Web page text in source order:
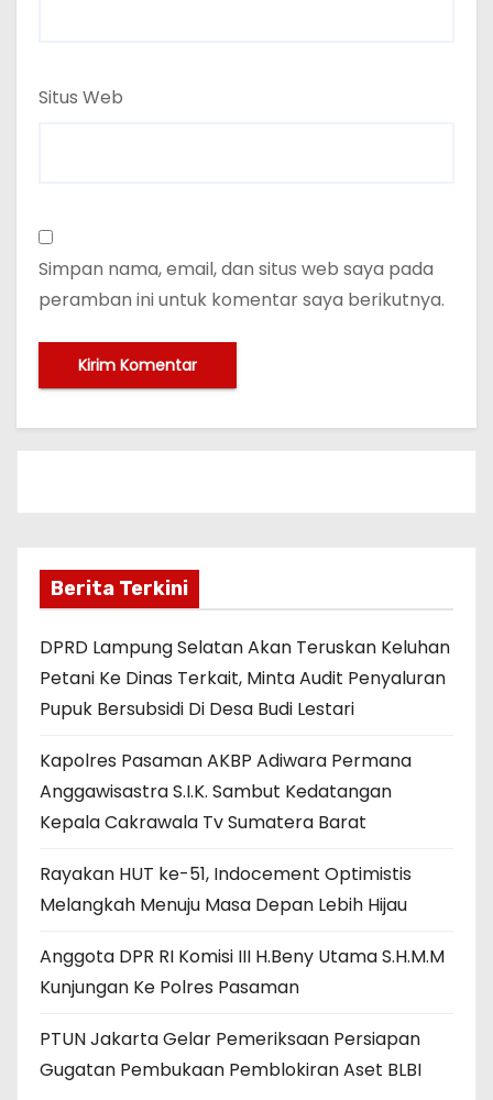
Situs Web
Simpan nama, email, dan situs web saya pada
peramban ini untuk komentar saya berikutnya.
Berita Terkini
DPRD Lampung Selatan Akan Teruskan Keluhan
Petani Ke Dinas Terkait, Minta Audit Penyaluran
Pupuk Bersubsidi Di Desa Budi Lestari
Kapolres Pasaman AKBP Adiwara Permana
Anggawisastra S.I.K. Sambut Kedatangan
Kepala Cakrawala Tv Sumatera Barat
Rayakan HUT ke-51, Indocement Optimistis
Melangkah Menuju Masa Depan Lebih Hijau
Anggota DPR RI Komisi III H.Beny Utama S.H.M.M
Kunjungan Ke Polres Pasaman
PTUN Jakarta Gelar Pemeriksaan Persiapan
Gugatan Pembukaan Pemblokiran Aset BLBI